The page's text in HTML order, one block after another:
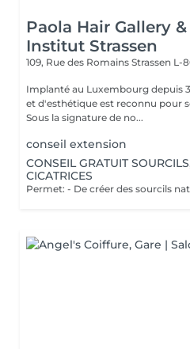
Paola Hair Gallery &
Institut Strassen
109, Rue des Romains Strassen L-
Implanté au Luxembourg depuis
et d'esthétique est reconnu pour
Sous la signature de no...
conseil extension
CONSEIL GRATUIT
CICATRICES